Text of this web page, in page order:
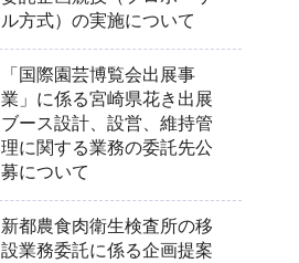
ル方式）の実施について
「国際園芸博覧会出展事
業」に係る宮崎県花き出展
ブース設計、設営、維持管
理に関する業務の委託先公
募について
新都農食肉衛生検査所の移
設業務委託に係る企画提案